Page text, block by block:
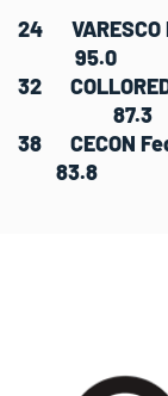
24
95.0
32
87.3
38
83.8